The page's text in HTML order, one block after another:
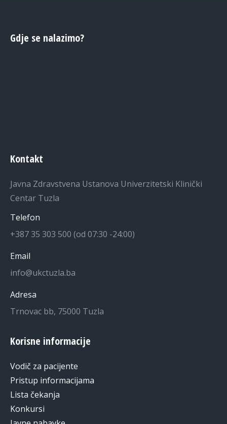
Gdje se nalazimo?
Kontakt
Javna Zdravstvena Ustanova Univerzitetski Klinički
Centar Tuzla
Telefon
+387 35 303 500 (od 07:30 -24:00)
Email
info@ukctuzla.ba
Adresa
Trnovac bb, 75000 Tuzla
Korisne informacije
Vodič za pacijente
Pristup informacijama
Lista čekanja
Konkursi